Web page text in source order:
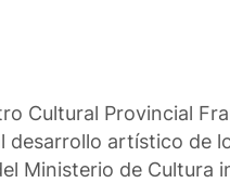
Cultural Provincial
desarrollo artístico de
Ministerio de Cultura